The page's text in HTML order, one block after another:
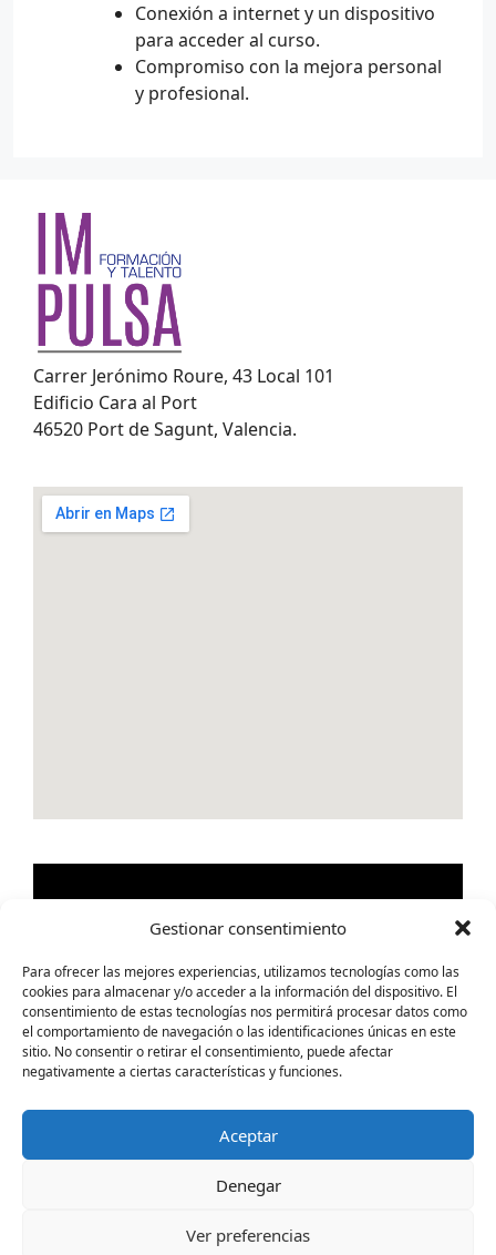
Gestionar consentimiento
Para ofrecer las mejores experiencias, utilizamos tecnologías como las
cookies para almacenar y/o acceder a la información del dispositivo. El
consentimiento de estas tecnologías nos permitirá procesar datos como
el comportamiento de navegación o las identificaciones únicas en este
sitio. No consentir o retirar el consentimiento, puede afectar
negativamente a ciertas características y funciones.
Aceptar
Denegar
Ver preferencias
Conexión a internet y un dispositivo
para acceder al curso.
Compromiso con la mejora personal
y profesional.
Carrer Jerónimo Roure, 43 Local 101
Edificio Cara al Port
46520 Port de Sagunt, Valencia.